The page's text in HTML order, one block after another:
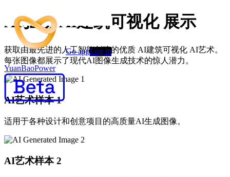
YuanBaoPower
Go appLog in
AI驱动 AI建筑可视化 展示
获取由最先进的人工智能创建的优质 AI建筑可视化 AI艺术。
每张图像都展示了现代AI图像生成技术的惊人潜力。
AI艺术样本 1
适用于各种设计和创意项目的高质量AI生成图像。
AI艺术样本 2